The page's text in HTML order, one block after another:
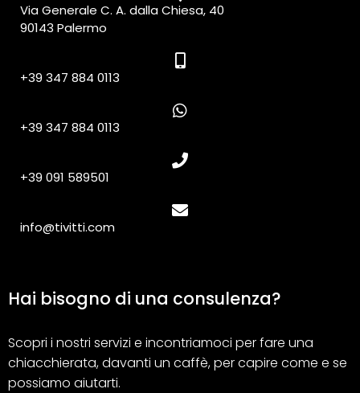
Via Generale C. A. dalla Chiesa, 40
90143 Palermo
+39 347 884 0113
+39 347 884 0113
+39 091 589501
info@tivitti.com
Hai bisogno di una consulenza?
Scopri i nostri servizi e incontriamoci per fare una
chiacchierata, davanti un caffè, per capire come e se
possiamo aiutarti.